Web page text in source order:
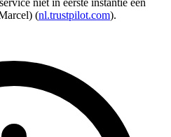
niet in eerste instantie een
(nl.trustpilot.com).